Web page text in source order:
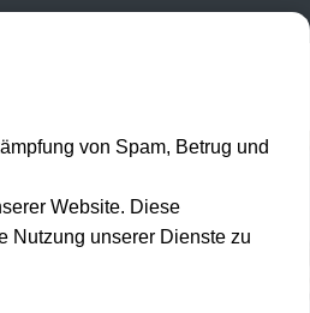
contact@tickwell-travel.de
von Spam, Betrug und
Website. Diese
Nutzung unserer Dienste zu